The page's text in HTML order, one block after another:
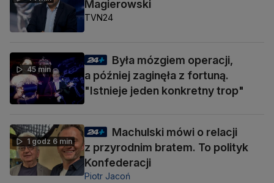
Magierowski
TVN24
45 min
Była mózgiem operacji,
a później zaginęła z fortuną.
"Istnieje jeden konkretny trop"
1 godz 6 min
Machulski mówi o relacji
z przyrodnim bratem. To polityk
Konfederacji
Piotr Jacoń